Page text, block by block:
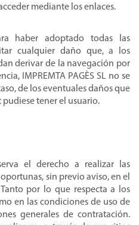
mediante los enlaces.
haber adoptado todas las
cualquier daño que, a los
derivar de la navegación por
IMPREMTA PAGÈS SL no se
de los eventuales daños que
tener el usuario.
el derecho a realizar las
sin previo aviso, en el
por lo que respecta a los
en las condiciones de uso de
generales de contratación.